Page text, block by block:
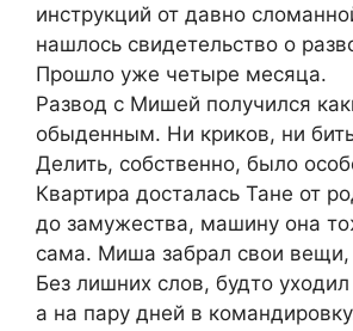
инструкций от давно
нашлось свидетельство о
Прошло уже четыре месяца.
Развод с Мишей получился
обыденным. Ни криков, ни
Делить, собственно, было
Квартира досталась Тане от
до замужества, машину она
сама. Миша забрал свои вещи,
Без лишних слов, будто
а на пару дней в